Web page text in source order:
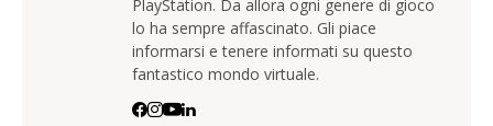
PlayStation. Da allora ogni genere di gioco
lo ha sempre affascinato. Gli piace
informarsi e tenere informati su questo
fantastico mondo virtuale.